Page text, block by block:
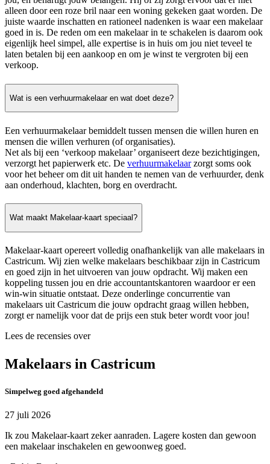
alleen door een roze bril naar een woning gekeken gaat worden. De
juiste waarde inschatten en rationeel nadenken is waar een makelaar
goed in is. De reden om een makelaar in te schakelen is daarom ook
eigenlijk heel simpel, alle expertise is in huis om jou niet teveel te
laten betalen bij een aankoop en om je winst te vergroten bij een
verkoop.
Wat is een verhuurmakelaar en wat doet deze?
Een verhuurmakelaar bemiddelt tussen mensen die willen huren en
mensen die willen verhuren (of organisaties).
Net als bij een ‘verkoop makelaar’ organiseert deze bezichtigingen,
verzorgt het papierwerk etc. De verhuurmakelaarzorgt soms ook
voor het beheer om dit uit handen te nemen van de verhuurder, denk
aan onderhoud, klachten, borg en overdracht.
Wat maakt Makelaar-kaart speciaal?
Makelaar-kaart opereert volledig onafhankelijk van alle makelaars in
Castricum. Wij zien welke makelaars beschikbaar zijn in Castricum
en goed zijn in het uitvoeren van jouw opdracht. Wij maken een
koppeling tussen jou en drie accountantskantoren waardoor er een
win-win situatie ontstaat. Deze onderlinge concurrentie van
makelaars uit Castricum die jouw opdracht graag willen hebben,
zorgt er namelijk voor dat de prijs een stuk beter wordt voor jou!
Lees de recensies over
Makelaars in Castricum
Simpelweg goed afgehandeld
27 juli 2026
Ik zou Makelaar-kaart zeker aanraden. Lagere kosten dan gewoon
een makelaar inschakelen en gewoonweg goed.